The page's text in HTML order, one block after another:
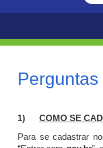
1) COMO SE
Para se cadastrar